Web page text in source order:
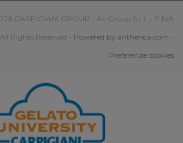
CARPIGIANI GROUP - Ali Group S.r.l. - P.IVA
Rights Reserved - Powered by antherica.com -
Preferenze cookies